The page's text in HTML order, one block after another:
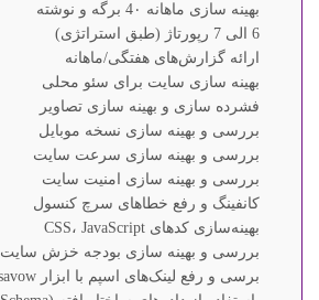
بهینه سازی ماهانه 4۰ برگه و نوشته
6 الی 7 رپورتاژ (طبق استراتژی)
ارائه گزارش‌های هفتگی/ماهانه
بهینه سازی سایت برای سئو محلی
فشرده سازی و بهینه سازی تصاویر
بررسی و بهینه سازی نسخه موبایل
بررسی و بهینه سازی سرعت سایت
بررسی و بهینه سازی امنیت سایت
کانفینگ و رفع خطاهای سرچ کنسول
بهینه‌سازی کدهای CSS، JavaScript
بررسی و بهینه سازی بودجه خزش سایت
برسی و رفع لینک‌های اسپم با ابزار Disavow